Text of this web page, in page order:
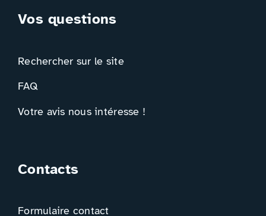
Vos questions
Rechercher sur le site
FAQ
Votre avis nous intéresse !
Contacts
Formulaire contact